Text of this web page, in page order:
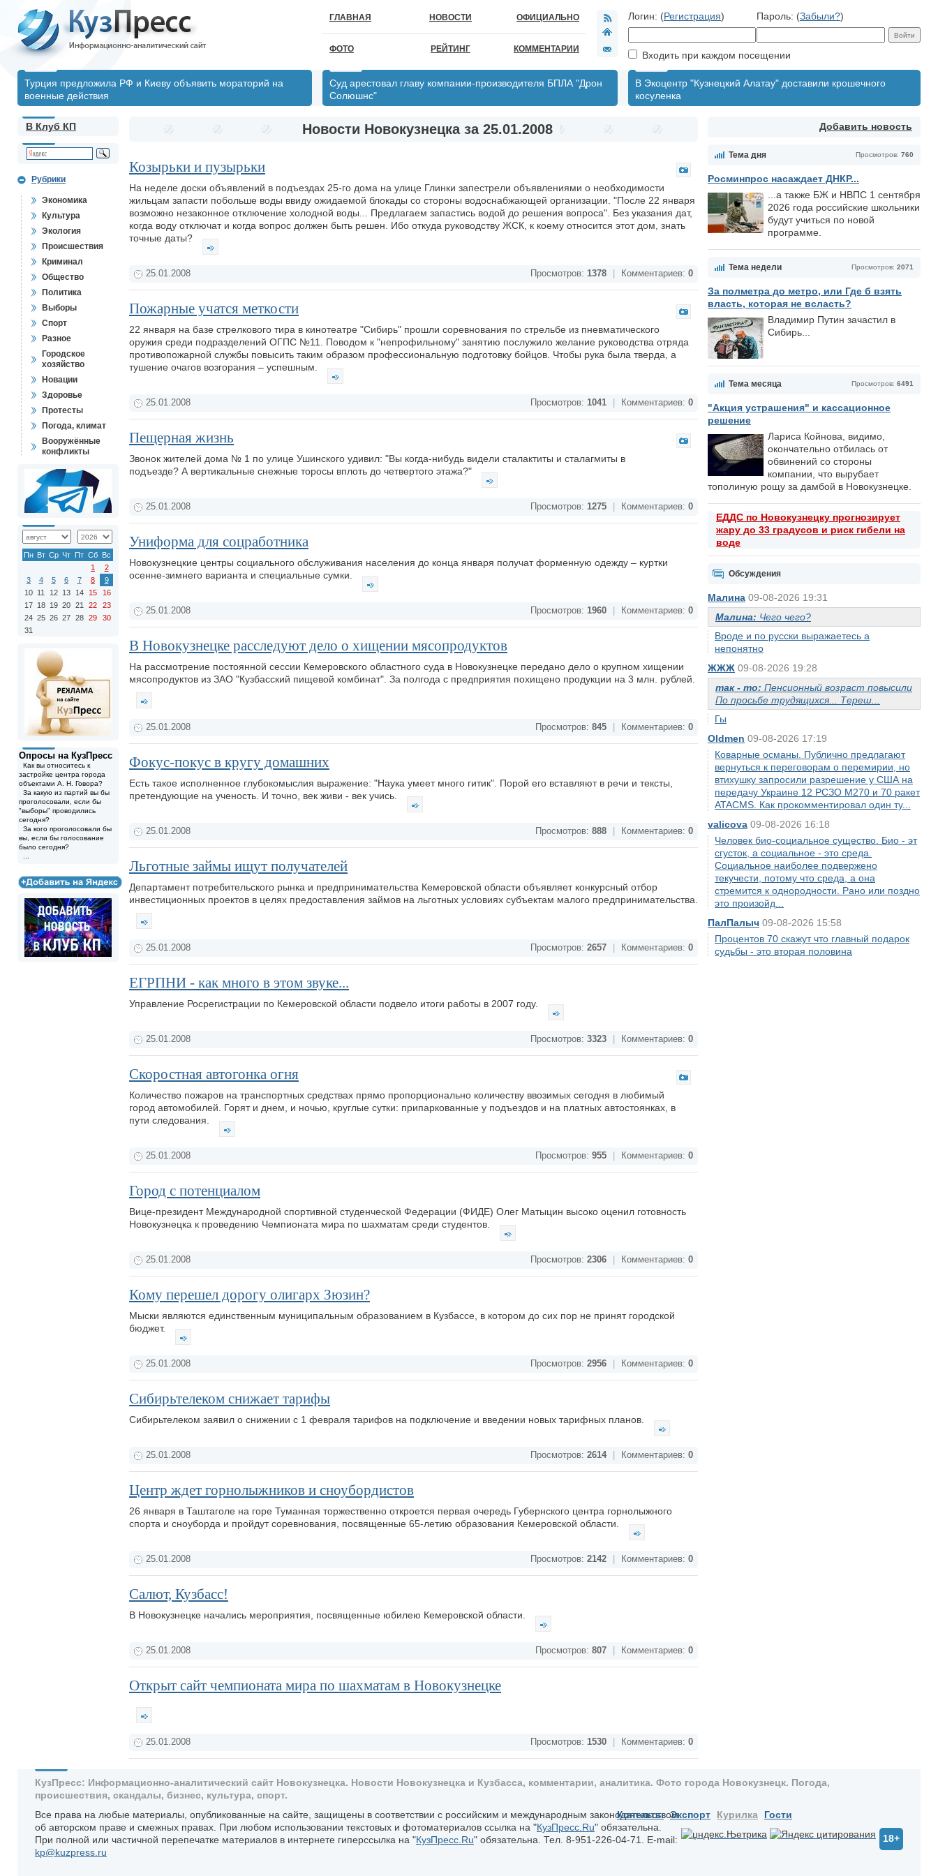
ГЛАВНАЯ НОВОСТИ ОФИЦИАЛЬНО
ФОТО РЕЙТИНГ КОММЕНТАРИИ
Логин: (Регистрация) Пароль: (Забыли?)
Входить при каждом посещении
Турция предложила РФ и Киеву объявить мораторий на
военные действия
Суд арестовал главу компании-производителя БПЛА "Дрон
Солюшнс"
В Экоцентр "Кузнецкий Алатау" доставили крошечного
косуленка
Добавить новость
Просмотров: 760
Тема дня
Росминпрос насаждает ДНКР...
...а также БЖ и НВПС 1 сентября
2026 года российские школьники
будут учиться по новой
программе.
Просмотров: 2071
Тема недели
За полметра до метро, или Где б взять
власть, которая не всласть?
Владимир Путин зачастил в
Сибирь...
Просмотров: 6491
Тема месяца
"Акция устрашения" и кассационное
решение
Лариса Койнова, видимо,
окончательно отбилась от
обвинений со стороны
компании, что вырубает
тополиную рощу за дамбой в Новокузнецке.
ЕДДС по Новокузнецку прогнозирует
жару до 33 градусов и риск гибели на
воде
Обсуждения
Малина 09-08-2026 19:31
Малина: Чего чего?
Вроде и по русски выражаетесь а
непонятно
ЖЖЖ 09-08-2026 19:28
так - то: Пенсионный возраст повысили
По просьбе трудящихся... Тереш...
Гы
Oldmen 09-08-2026 17:19
Коварные османы. Публично предлагают
вернуться к переговорам о перемирии, но
втихушку запросили разрешение у США на
передачу Украине 12 РСЗО M270 и 70 ракет
ATACMS. Как прокомментировал один ту...
valicova 09-08-2026 16:18
Человек био-социальное существо. Био - эт
сгусток, а социальное - это среда.
Социальное наиболее подвержено
текучести, потому что среда, а она
стремится к однородности. Рано или поздно
это произойд...
ПалПалыч 09-08-2026 15:58
Процентов 70 скажут что главный подарок
судьбы - это вторая половина
В Клуб КП
Рубрики
Экономика
Культура
Экология
Происшествия
Криминал
Общество
Политика
Выборы
Спорт
Разное
Городское
хозяйство
Новации
Здоровье
Протесты
Погода, климат
Вооружённые
конфликты
Пн Вт Ср Чт Пт Сб Вс
1
2
3
4 5 6 7 8
9
10 11 12 13 14 15
16
17 18 19 20 21 22
23
24 25 26 27 28 29
30
31
Опросы на КузПресс
Как вы относитесь к
застройке центра города
объектами А. Н. Говора?
За какую из партий вы бы
проголосовали, если бы
"выборы" проводились
сегодня?
За кого проголосовали бы
вы, если бы голосование
было сегодня?
Новости Новокузнецка за 25.01.2008
Козырьки и пузырьки
На неделе доски объявлений в подъездах 25-го дома на улице Глинки запестрели объявлениями о необходимости
жильцам запасти побольше воды ввиду ожидаемой блокады со стороны водоснабжающей организации. "После 22 января
возможно незаконное отключение холодной воды... Предлагаем запастись водой до решения вопроса". Без указания дат,
когда воду отключат и когда вопрос должен быть решен. Ибо откуда руководству ЖСК, к коему относится этот дом, знать
точные даты?
25.01.2008 Просмотров: 1378 Комментариев: 0
Пожарные учатся меткости
22 января на базе стрелкового тира в кинотеатре "Сибирь" прошли соревнования по стрельбе из пневматического
оружия среди подразделений ОГПС №11. Поводом к "непрофильному" занятию послужило желание руководства отряда
противопожарной службы повысить таким образом профессиональную подготовку бойцов. Чтобы рука была тверда, а
тушение очагов возгорания – успешным.
25.01.2008 Просмотров: 1041 Комментариев: 0
Пещерная жизнь
Звонок жителей дома № 1 по улице Ушинского удивил: "Вы когда-нибудь видели сталактиты и сталагмиты в
подъезде? А вертикальные снежные торосы вплоть до четвертого этажа?"
25.01.2008 Просмотров: 1275 Комментариев: 0
Униформа для соцработника
Новокузнецкие центры социального обслуживания населения до конца января получат форменную одежду – куртки
осенне-зимнего варианта и специальные сумки.
25.01.2008 Просмотров: 1960 Комментариев: 0
В Новокузнецке расследуют дело о хищении мясопродуктов
На рассмотрение постоянной сессии Кемеровского областного суда в Новокузнецке передано дело о крупном хищении
мясопродуктов из ЗАО "Кузбасский пищевой комбинат". За полгода с предприятия похищено продукции на 3 млн. рублей.
25.01.2008 Просмотров: 845 Комментариев: 0
Фокус-покус в кругу домашних
Есть такое исполненное глубокомыслия выражение: "Наука умеет много гитик". Порой его вставляют в речи и тексты,
претендующие на ученость. И точно, век живи - век учись.
25.01.2008 Просмотров: 888 Комментариев: 0
Льготные займы ищут получателей
Департамент потребительского рынка и предпринимательства Кемеровской области объявляет конкурсный отбор
инвестиционных проектов в целях предоставления займов на льготных условиях субъектам малого предпринимательства.
25.01.2008 Просмотров: 2657 Комментариев: 0
ЕГРПНИ - как много в этом звуке...
Управление Росрегистрации по Кемеровской области подвело итоги работы в 2007 году.
25.01.2008 Просмотров: 3323 Комментариев: 0
Скоростная автогонка огня
Количество пожаров на транспортных средствах прямо пропорционально количеству ввозимых сегодня в любимый
город автомобилей. Горят и днем, и ночью, круглые сутки: припаркованные у подъездов и на платных автостоянках, в
пути следования.
25.01.2008 Просмотров: 955 Комментариев: 0
Город с потенциалом
Вице-президент Международной спортивной студенческой Федерации (ФИДЕ) Олег Матыцин высоко оценил готовность
Новокузнецка к проведению Чемпионата мира по шахматам среди студентов.
25.01.2008 Просмотров: 2306 Комментариев: 0
Кому перешел дорогу олигарх Зюзин?
Мыски являются единственным муниципальным образованием в Кузбассе, в котором до сих пор не принят городской
бюджет.
25.01.2008 Просмотров: 2956 Комментариев: 0
Сибирьтелеком снижает тарифы
Сибирьтелеком заявил о снижении с 1 февраля тарифов на подключение и введении новых тарифных планов.
25.01.2008 Просмотров: 2614 Комментариев: 0
Центр ждет горнолыжников и сноубордистов
26 января в Таштаголе на горе Туманная торжественно откроется первая очередь Губернского центра горнолыжного
спорта и сноуборда и пройдут соревнования, посвященные 65-летию образования Кемеровской области.
25.01.2008 Просмотров: 2142 Комментариев: 0
Салют, Кузбасс!
В Новокузнецке начались мероприятия, посвященные юбилею Кемеровской области.
25.01.2008 Просмотров: 807 Комментариев: 0
Открыт сайт чемпионата мира по шахматам в Новокузнецке
25.01.2008 Просмотров: 1530 Комментариев: 0
КузПресс: Информационно-аналитический сайт Новокузнецка. Новости Новокузнецка и Кузбасса, комментарии, аналитика. Фото города Новокузнецк. Погода,
происшествия, скандалы, бизнес, культура, спорт.
Все права на любые материалы, опубликованные на сайте, защищены в соответствии с российским и международным законодательством
об авторском праве и смежных правах. При любом использовании текстовых и фотоматериалов ссылка на "КузПресс.Ru" обязательна.
При полной или частичной перепечатке материалов в интернете гиперссылка на "КузПресс.Ru" обязательна. Тел. 8-951-226-04-71. E-mail:
kp@kuzpress.ru
Контакты Экспорт Курилка Гости
18+